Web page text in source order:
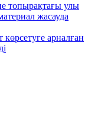
топырақтағы улы
жасауда
арналған